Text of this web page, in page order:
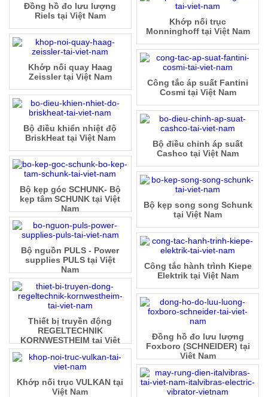
Đồng hồ đo lưu lượng
Riels tại Việt Nam
Khớp nối trục
Monninghoff tại Việt Nam
Khớp nối quay Haag
Zeissler tại Việt Nam
Công tắc áp suất Fantini
Cosmi tại Việt Nam
Bộ điều khiển nhiệt độ
BriskHeat tại Việt Nam
Bộ điều chỉnh áp suất
Cashco tại Việt Nam
Bộ kẹp góc SCHUNK- Bộ
kẹp tâm SCHUNK tại Việt
Nam
Bộ kẹp song song Schunk
tại Việt Nam
Bộ nguồn PULS - Power
supplies PULS tại Việt
Nam
Công tắc hành trình Kiepe
Elektrik tại Việt Nam
Thiết bị truyền động
REGELTECHNIK
KORNWESTHEIM tại Việt
Nam
Đồng hồ đo lưu lượng
Foxboro (SCHNEIDER) tại
Việt Nam
Khớp nối trục VULKAN tại
Việt Nam